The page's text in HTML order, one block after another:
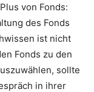
von Fonds:
des Fonds
ist nicht
Fonds zu den
sollte
in ihrer